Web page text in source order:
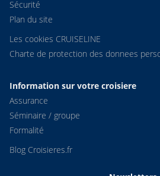
Sécurité
Plan du site
Les cookies CRUISELINE
Charte de protection des donnees
Information sur votre croisiere
Assurance
Séminaire / groupe
Formalité
Blog Croisieres.fr